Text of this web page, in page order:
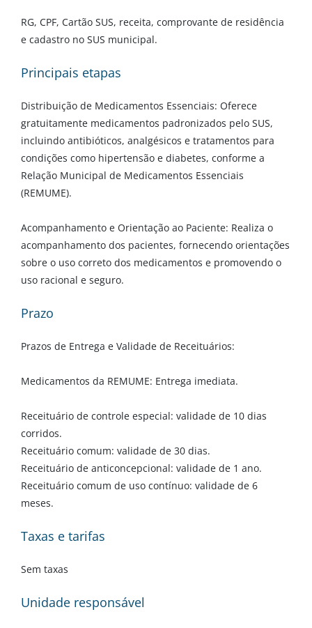
RG, CPF, Cartão SUS, receita, comprovante de residência
e cadastro no SUS municipal.
Principais etapas
Distribuição de Medicamentos Essenciais: Oferece
gratuitamente medicamentos padronizados pelo SUS,
incluindo antibióticos, analgésicos e tratamentos para
condições como hipertensão e diabetes, conforme a
Relação Municipal de Medicamentos Essenciais
(REMUME).
Acompanhamento e Orientação ao Paciente: Realiza o
acompanhamento dos pacientes, fornecendo orientações
sobre o uso correto dos medicamentos e promovendo o
uso racional e seguro.
Prazo
Prazos de Entrega e Validade de Receituários:
Medicamentos da REMUME: Entrega imediata.
Receituário de controle especial: validade de 10 dias
corridos.
Receituário comum: validade de 30 dias.
Receituário de anticoncepcional: validade de 1 ano.
Receituário comum de uso contínuo: validade de 6
meses.
Taxas e tarifas
Sem taxas
Unidade responsável